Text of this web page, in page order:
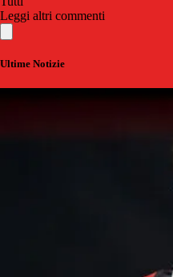
Leggi altri commenti
Ultime Notizie